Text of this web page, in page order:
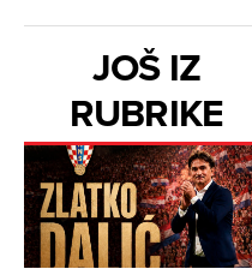
JOŠ IZ
RUBRIKE